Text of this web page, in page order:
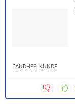
TANDHEELKUNDE